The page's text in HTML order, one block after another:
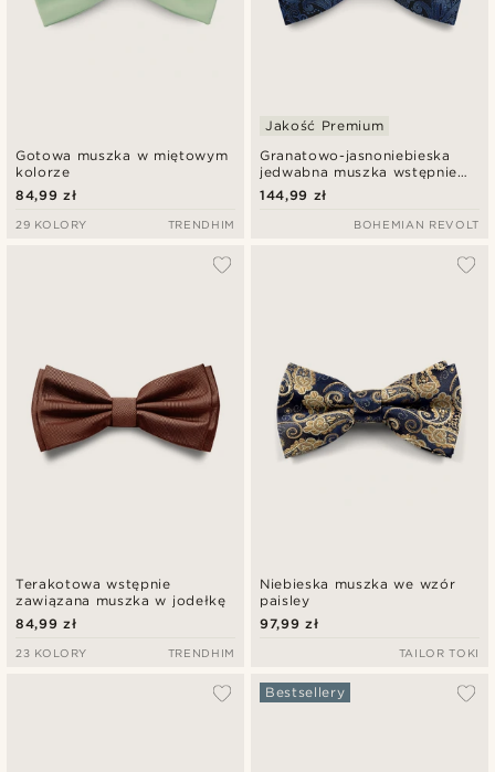
Gotowa muszka w miętowym
kolorze
84,99 zł
29 KOLORY TRENDHIM
Granatowo-jasnoniebieska
jedwabna muszka wstępnie
zawiązana we wzór paisley
Jakość Premium
144,99 zł
BOHEMIAN REVOLT
Terakotowa wstępnie
zawiązana muszka w jodełkę
84,99 zł
23 KOLORY TRENDHIM
Niebieska muszka we wzór
paisley
97,99 zł
TAILOR TOKI
Bestsellery